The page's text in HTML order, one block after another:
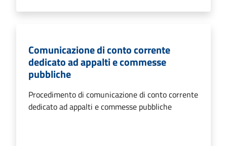
Comunicazione di conto corrente
dedicato ad appalti e commesse
pubbliche
Procedimento di comunicazione di conto corrente
dedicato ad appalti e commesse pubbliche